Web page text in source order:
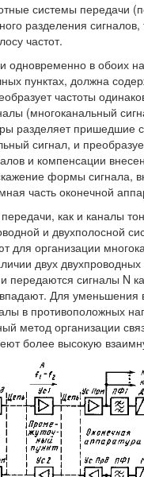
системы передачи
разделения
частот.
в обоих
пунктах, должна
частоты
(многоканальный
разделяет пришедшие
сигнал, и
и компенсации
формы сигнала,
часть оконечной
как и каналы
и двухполосной
для организации
двух
передаются сигналы N
Для
в противоположных
метод организации
более высокую